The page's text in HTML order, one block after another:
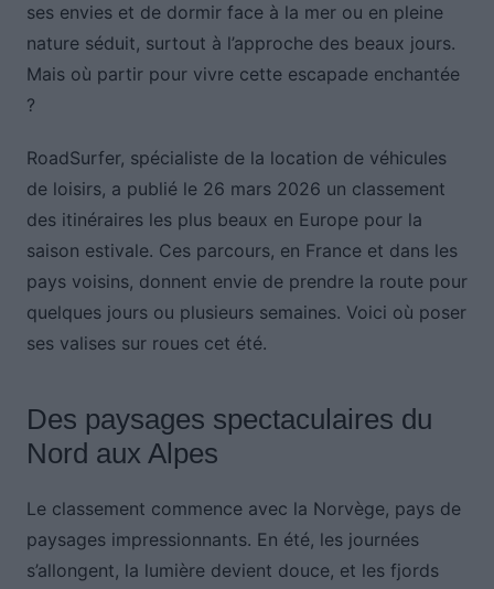
ses envies et de dormir face à la mer ou en pleine
nature séduit, surtout à l’approche des beaux jours.
Mais où partir pour vivre cette escapade enchantée
?
RoadSurfer, spécialiste de la location de véhicules
de loisirs, a publié le 26 mars 2026 un classement
des itinéraires les plus beaux en Europe pour la
saison estivale. Ces parcours, en France et dans les
pays voisins, donnent envie de prendre la route pour
quelques jours ou plusieurs semaines. Voici où poser
ses valises sur roues cet été.
Des paysages spectaculaires du
Nord aux Alpes
Le classement commence avec la Norvège, pays de
paysages impressionnants. En été, les journées
s’allongent, la lumière devient douce, et les fjords